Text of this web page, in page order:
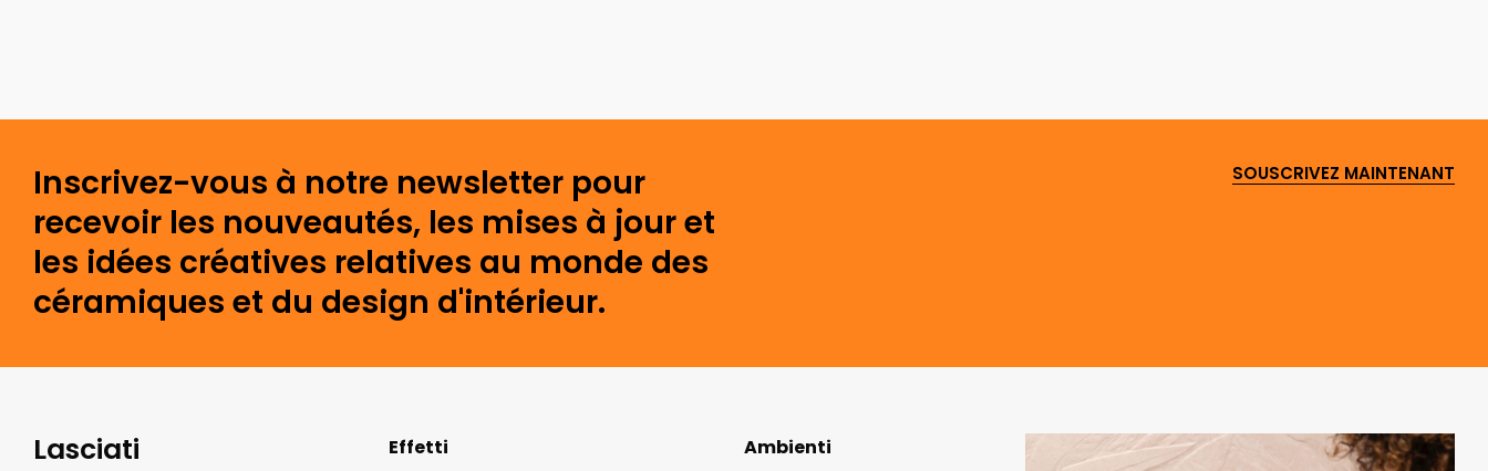
Inscrivez-vous à notre newsletter pour
recevoir les nouveautés, les mises à jour et
les idées créatives relatives au monde des
céramiques et du design d'intérieur.
SOUSCRIVEZ MAINTENANT
Lasciati
Effetti Ambienti